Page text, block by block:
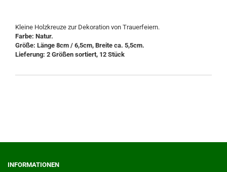
Kleine Holzkreuze zur Dekoration von Trauerfeiern.
Farbe: Natur.
Größe: Länge 8cm / 6,5cm, Breite ca. 5,5cm.
Lieferung: 2 Größen sortiert, 12 Stück
INFORMATIONEN